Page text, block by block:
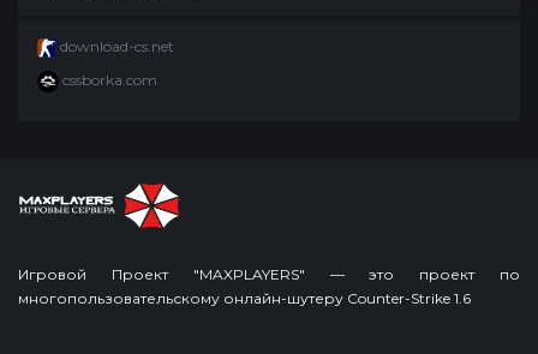
download-cs.net
cssborka.com
Игровой Проект "MAXPLAYERS" — это проект по
многопользовательскому онлайн-шутеру Counter-Strike 1.6